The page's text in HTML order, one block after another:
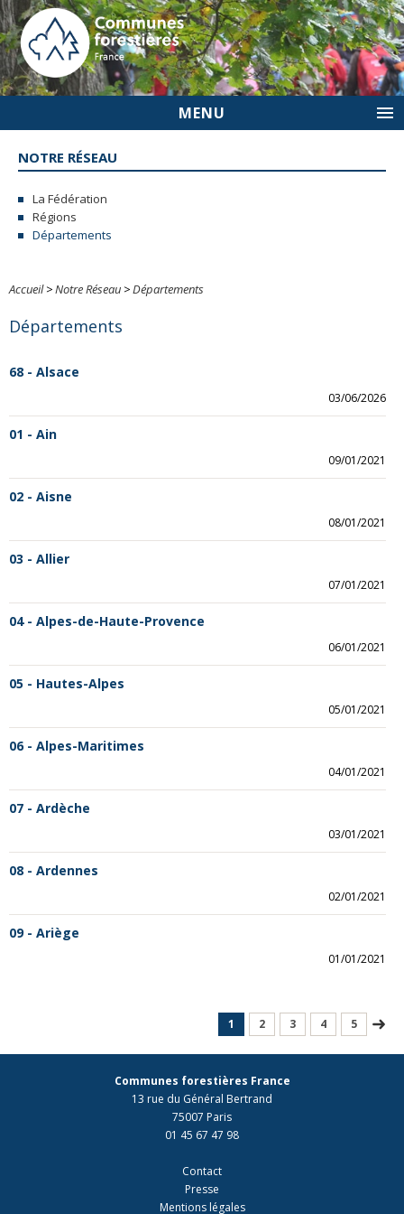
MENU
NOTRE RÉSEAU
La Fédération
Régions
Départements
Accueil>Notre Réseau >Départements
Départements
68 - Alsace
03/06/2026
01 - Ain
09/01/2021
02 - Aisne
08/01/2021
03 - Allier
07/01/2021
04 - Alpes-de-Haute-Provence
06/01/2021
05 - Hautes-Alpes
05/01/2021
06 - Alpes-Maritimes
04/01/2021
07 - Ardèche
03/01/2021
08 - Ardennes
02/01/2021
09 - Ariège
01/01/2021
1 2 3 4 5
Communes forestières France
13 rue du Général Bertrand
75007 Paris
01 45 67 47 98
Contact
Presse
Mentions légales